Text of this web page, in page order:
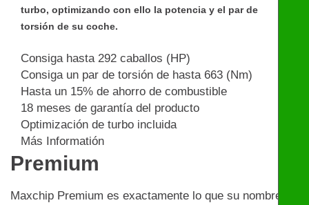
turbo, optimizando con ello la potencia y el par de
torsión de su coche.
Consiga hasta 292 caballos (HP)
Consiga un par de torsión de hasta 663 (Nm)
Hasta un 15% de ahorro de combustible
18 meses de garantía del producto
Optimización de turbo incluida
Más Informatión
Premium
Maxchip Premium es exactamente lo que su nombre